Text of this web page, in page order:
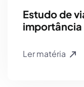
Estudo de
importância
Ler matéria